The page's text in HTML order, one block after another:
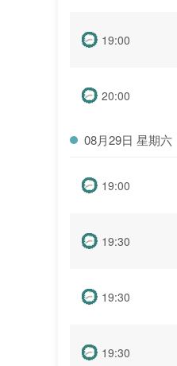
19:00
20:00
08月29日 星期六
19:00
19:30
19:30
19:30